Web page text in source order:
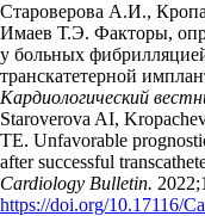
Староверова А.И.,
Имаев Т.Э. Факторы,
у больных
транскатетерной
Кардиологический
Staroverova AI,
TE. Unfavorable
after successful
Cardiology Bulletin.
https://doi.org/10.17116/